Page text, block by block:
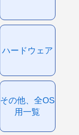
ハードウェア
その他、全OS
用一覧